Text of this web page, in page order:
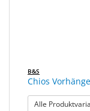
B&S
Chios
Alle